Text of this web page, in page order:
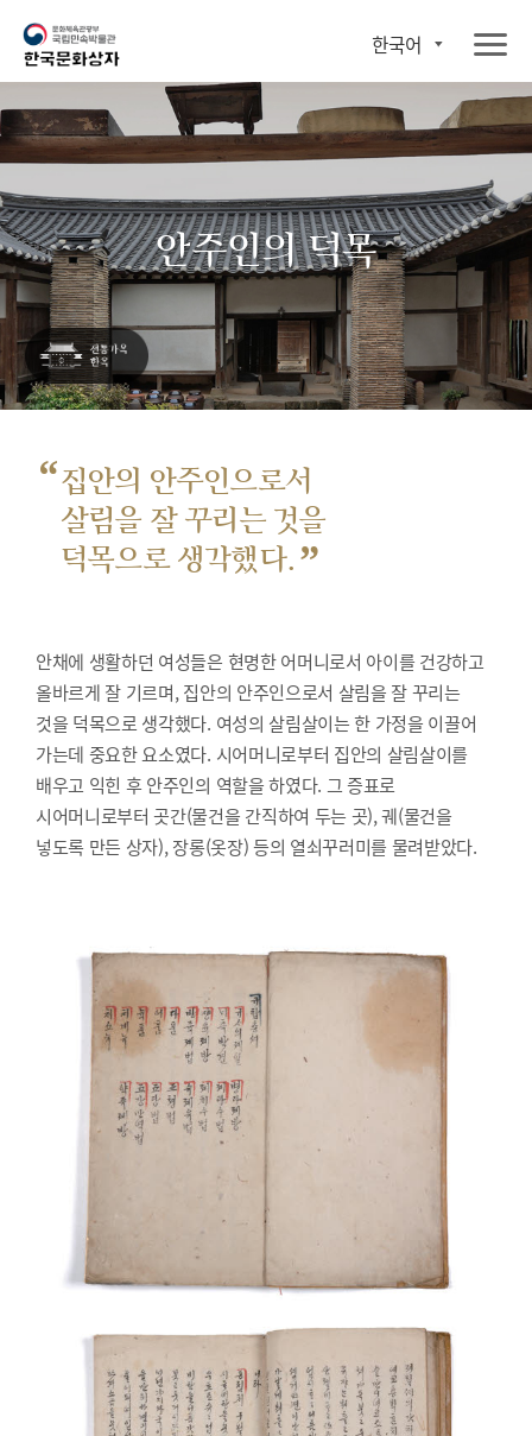
한국어
안주인의 덕목
“집안의 안주인으로서
살림을 잘 꾸리는 것을
덕목으로 생각했다. ”
안채에 생활하던 여성들은 현명한 어머니로서 아이를 건강하고
올바르게 잘 기르며, 집안의 안주인으로서 살림을 잘 꾸리는
것을 덕목으로 생각했다. 여성의 살림살이는 한 가정을 이끌어
가는데 중요한 요소였다. 시어머니로부터 집안의 살림살이를
배우고 익힌 후 안주인의 역할을 하였다. 그 증표로
시어머니로부터 곳간(물건을 간직하여 두는 곳), 궤(물건을
넣도록 만든 상자), 장롱(옷장) 등의 열쇠꾸러미를 물려받았다.